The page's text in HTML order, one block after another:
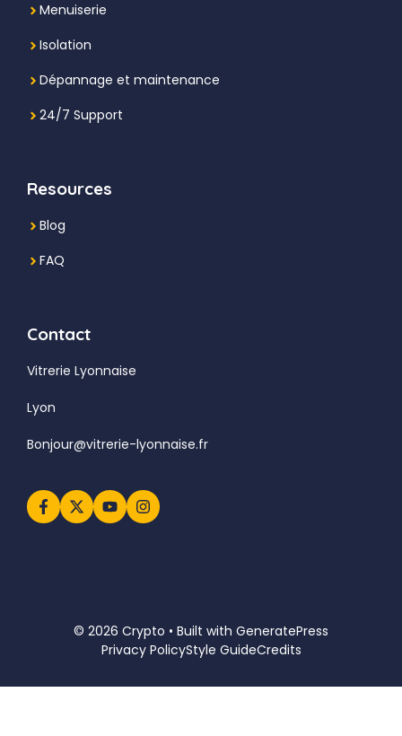
Menuiserie
Isolation
Dépannage et maintenance
24/7 Support
Resources
Blog
FAQ
Contact
Vitrerie Lyonnaise
Lyon
Bonjour@vitrerie-lyonnaise.fr
© 2026 Crypto • Built with GeneratePress
Privacy PolicyStyle GuideCredits